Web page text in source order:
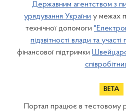
Державним агентством з
урядування України у межах
технічної допомоги
підзвітності влади та
фінансової підтримки
Портал працює в тестовому